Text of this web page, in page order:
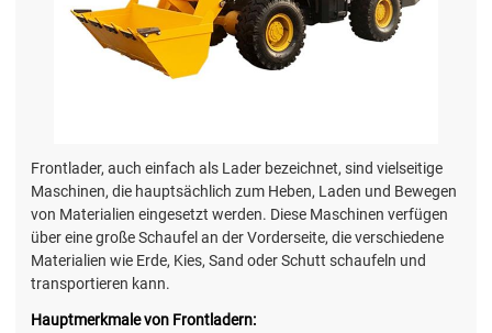
Frontlader, auch einfach als Lader bezeichnet, sind vielseitige
Maschinen, die hauptsächlich zum Heben, Laden und Bewegen
von Materialien eingesetzt werden. Diese Maschinen verfügen
über eine große Schaufel an der Vorderseite, die verschiedene
Materialien wie Erde, Kies, Sand oder Schutt schaufeln und
transportieren kann.
Hauptmerkmale von Frontladern: